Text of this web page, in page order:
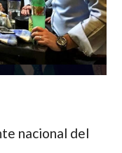
nacional del